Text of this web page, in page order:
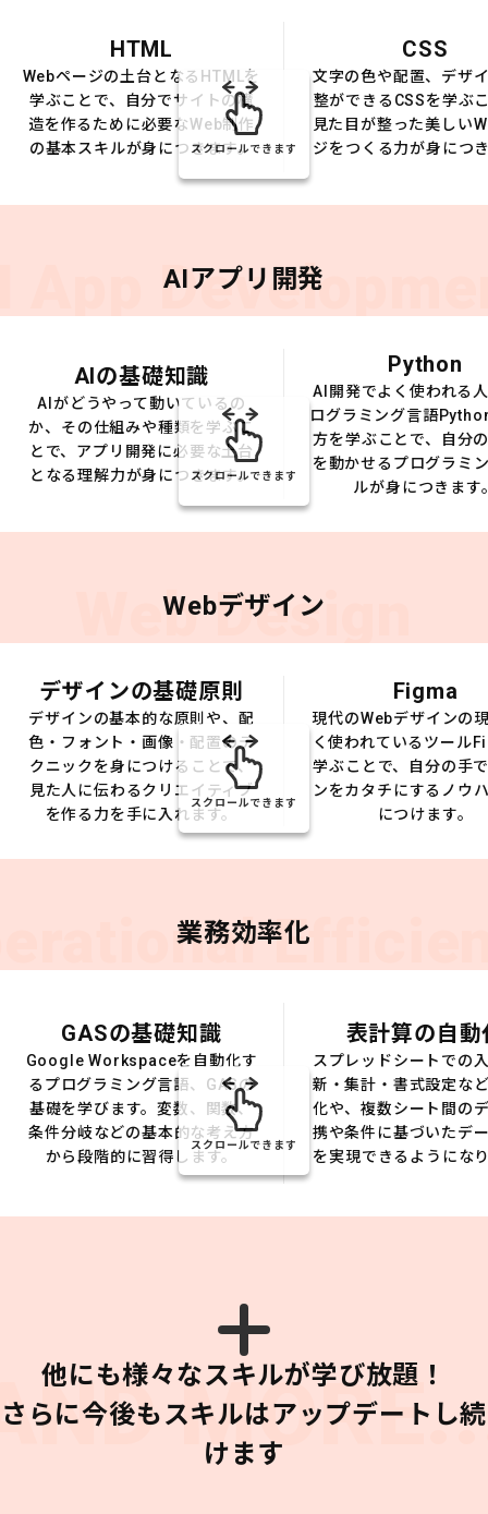
HTML
Webページの土台となるHTMLを
学ぶことで、自分でサイトの構
造を作るために必要なWeb制作
の基本スキルが身につきます。
CSS
文字の色や配置、デザ
整ができるCSSを学ぶ
見た目が整った美しい
ジをつくる力が身につ
スクロールできます
App AIアプリ開発
AIの基礎知識
AIがどうやって動いているの
か、その仕組みや種類を学ぶこ
とで、アプリ開発に必要な土台
となる理解力が身につきます。
Python
AI開発でよく使われる
ログラミング言語
方を学ぶことで、自分
を動かせるプログラミ
ルが身につきます
スクロールできます
Web Design
Webデザイン
デザインの基礎原則
デザインの基本的な原則や、配
色・フォント・画像・配置のテ
クニックを身につけることで、
見た人に伝わるクリエイティブ
を作る力を手に入れます。
Figma
現代のWebデザインの
く使われているツール
学ぶことで、自分の手
ンをカタチにするノウ
につけます。
スクロールできます
業務効率化
GASの基礎知識
Google Workspaceを自動化す
るプログラミング言語、GASの
基礎を学びます。変数、関数、
条件分岐などの基本的な考え方
から段階的に習得します。
表計算の自動
スプレッドシートでの
新・集計・書式設定な
化や、複数シート間の
携や条件に基づいたデ
を実現できるようにな
スクロールできます
他にも様々なスキルが学び放題！
さらに今後もスキルはアップデートし続
けます